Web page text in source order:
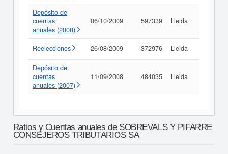
Depósito de
cuentas
anuales (2008)
06/10/2009 597339 Lleida
Reelecciones 26/08/2009 372976 Lleida
Depósito de
cuentas
anuales (2007)
11/09/2008 484035 Lleida
Ratios y Cuentas anuales de SOBREVALS Y PIFARRE
CONSEJEROS TRIBUTARIOS SA